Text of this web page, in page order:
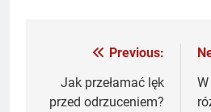
Nawigacja
wpisu
Previous:
Jak przełamać lęk
przed odrzuceniem?